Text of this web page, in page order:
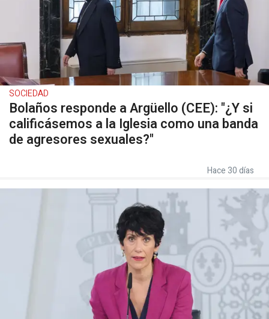
SOCIEDAD
Bolaños responde a Argüello (CEE): "¿Y si
calificásemos a la Iglesia como una banda
de agresores sexuales?"
Hace 30 días